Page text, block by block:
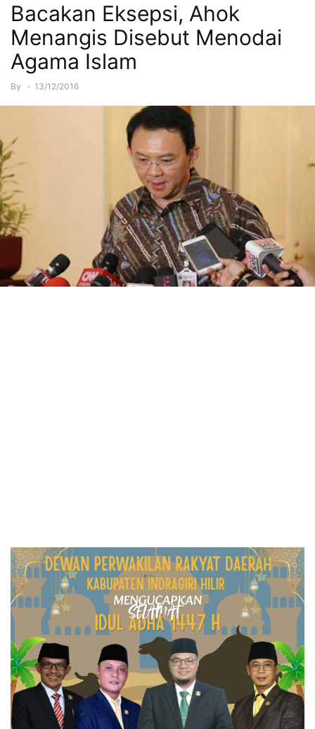
Bacakan Eksepsi, Ahok
Menangis Disebut Menodai
Agama Islam
By - 13/12/2016